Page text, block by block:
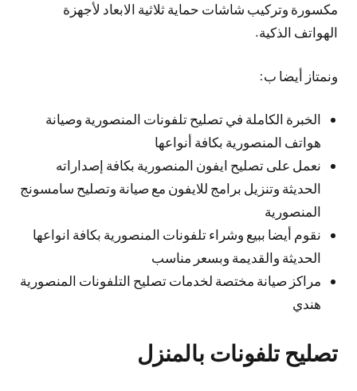
مكسورة وتركيب شاشات حماية ثلاثية الابعاد لأجهزة
الهواتف الذكية.
ونمتاز أيضا ب:
الخبرة الكاملة في تصليح تلفونات المنصورية وصيانة
هواتف المنصورية بكافة أنواعها
نعمل على تصليح ايفون المنصورية بكافة إصداراته
الحديثة وتنزيل برامج للايفون مع صيانة وتصليح سامسونج
المنصورية
نقوم أيضا ببيع وشراء تلفونات المنصورية بكافة انواعها
الحديثة والقديمة وبسعر مناسب
مراكز صيانة مختصة لخدمات تصليح التلفونات المنصورية
هندي
تصليح تلفونات بالمنزل